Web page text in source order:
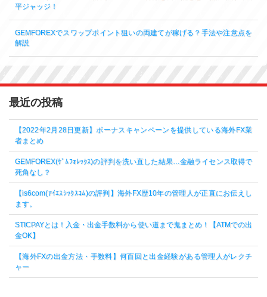
平ジャッジ！
GEMFOREXでスワップポイント狙いの両建てが稼げる？手法や注意点を
解説
最近の投稿
【2022年2月28日更新】ボーナスキャンペーンを提供している海外FX業
者まとめ
GEMFOREX(ｹﾞﾑﾌｫﾚｯｸｽ)の評判を洗い直した結果…金融ライセンス取得で
死角なし？
【is6com(ｱｲｴｽｼｯｸｽｺﾑ)の評判】海外FX歴10年の管理人が正直にお伝えし
ます。
STICPAYとは！入金・出金手数料から使い道まで鬼まとめ！【ATMでの出
金OK】
【海外FXの出金方法・手数料】何百回と出金経験がある管理人がレクチ
ャー